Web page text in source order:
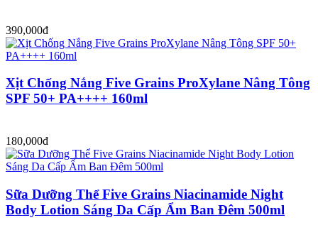
390,000đ
Xịt Chống Nắng Five Grains ProXylane Nâng Tông
SPF 50+ PA++++ 160ml
180,000đ
Sữa Dưỡng Thể Five Grains Niacinamide Night
Body Lotion Sáng Da Cấp Ẩm Ban Đêm 500ml